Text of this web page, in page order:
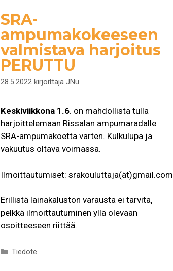
SRA-
ampumakokeeseen
valmistava harjoitus
PERUTTU
28.5.2022 kirjoittaja JNu
Keskiviikkona 1.6. on mahdollista tulla
harjoittelemaan Rissalan ampumaradalle
SRA-ampumakoetta varten. Kulkulupa ja
vakuutus oltava voimassa.
Ilmoittautumiset: srakouluttaja(ät)gmail.com
Erillistä lainakaluston varausta ei tarvita,
pelkkä ilmoittautuminen yllä olevaan
osoitteeseen riittää.
Kategoriat
Tiedote